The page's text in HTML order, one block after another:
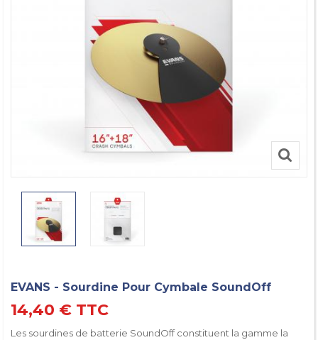
EVANS - Sourdine Pour Cymbale SoundOff
14,40 € TTC
Les sourdines de batterie SoundOff constituent la gamme la